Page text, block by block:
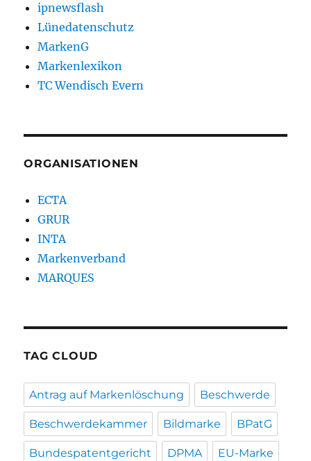
ipnewsflash
Lünedatenschutz
MarkenG
Markenlexikon
TC Wendisch Evern
ORGANISATIONEN
ECTA
GRUR
INTA
Markenverband
MARQUES
TAG CLOUD
Antrag auf Markenlöschung Beschwerde
Beschwerdekammer Bildmarke BPatG
Bundespatentgericht DPMA EU-Marke